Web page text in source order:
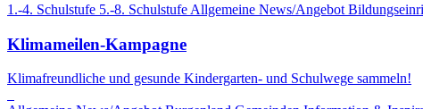
1.-4. Schulstufe 5.-8. Schulstufe Allgemeine News/Angebot
Klimameilen-Kampagne
Klimafreundliche und gesunde Kindergarten- und Schulwege sammeln!